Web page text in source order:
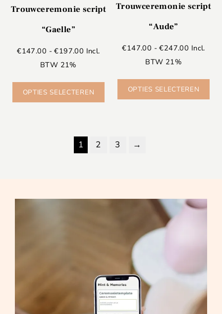
Trouwceremonie script
“Gaelle”
€147.00 - €197.00 Incl.
BTW 21%
OPTIES SELECTEREN
Trouwceremonie script
“Aude”
€147.00 - €247.00 Incl.
BTW 21%
OPTIES SELECTEREN
1 2 3 →